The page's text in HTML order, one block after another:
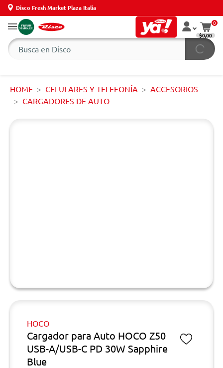
Disco Fresh Market Plaza Italia
0
$0,00
HOME CELULARES Y TELEFONÍA
ACCESORIOS
CARGADORES DE AUTO
HOCO
Cargador para Auto HOCO Z50
USB-A/USB-C PD 30W Sapphire
Blue